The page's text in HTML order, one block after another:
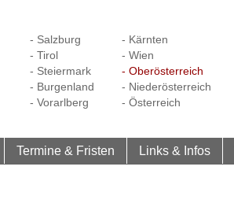
- Salzburg
- Tirol
- Steiermark
- Burgenland
- Vorarlberg
- Kärnten
- Wien
- Oberösterreich
- Niederösterreich
- Österreich
Termine & Fristen Links & Infos